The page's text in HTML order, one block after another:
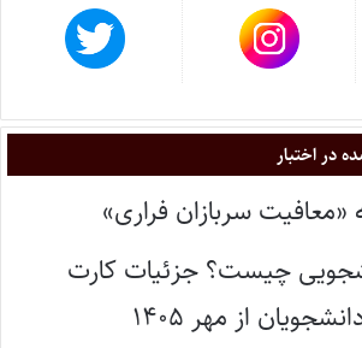
در اختبار
سربازان فراری»
چیست؟ جزئیات کارت
از مهر ۱۴۰۵